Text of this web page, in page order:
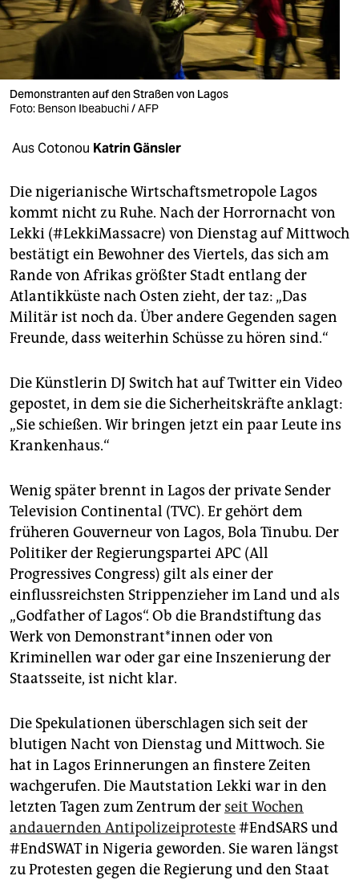
verlag
verlag
veranstaltungen
shop
fragen & hilfe
abo
genossenschaft
epaper login
Demonstranten auf den Straßen von Lagos
Foto: Benson Ibeabuchi / AFP
Aus Cotonou Katrin Gänsler
Die nigerianische Wirtschaftsmetropole Lagos
kommt nicht zu Ruhe. Nach der Horrornacht von
Lekki (#LekkiMassacre) von Dienstag auf Mittwoch
bestätigt ein Bewohner des Viertels, das sich am
Rande von Afrikas größter Stadt entlang der
Atlantikküste nach Osten zieht, der taz: „Das
Militär ist noch da. Über andere Gegenden sagen
Freunde, dass weiterhin Schüsse zu hören sind.“
Die Künstlerin DJ Switch hat auf Twitter ein Video
gepostet, in dem sie die Sicherheitskräfte anklagt:
„Sie schießen. Wir bringen jetzt ein paar Leute ins
Krankenhaus.“
Wenig später brennt in Lagos der private Sender
Television Continental (TVC). Er gehört dem
früheren Gouverneur von Lagos, Bola Tinubu. Der
Politiker der Regierungspartei APC (All
Progressives Congress) gilt als einer der
einflussreichsten Strippenzieher im Land und als
„Godfather of Lagos“. Ob die Brandstiftung das
Werk von Demonstrant*innen oder von
Kriminellen war oder gar eine Inszenierung der
Staatsseite, ist nicht klar.
Die Spekulationen überschlagen sich seit der
blutigen Nacht von Dienstag und Mittwoch. Sie
hat in Lagos Erinnerungen an finstere Zeiten
wachgerufen. Die Mautstation Lekki war in den
letzten Tagen zum Zentrum der seit Wochen
andauernden Antipolizeiproteste#EndSARS und
#EndSWAT in Nigeria geworden. Sie waren längst
zu Protesten gegen die Regierung und den Staat